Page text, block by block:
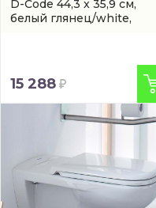
D-Code 44,3 x 35,9 см,
белый глянец/white,
15 288